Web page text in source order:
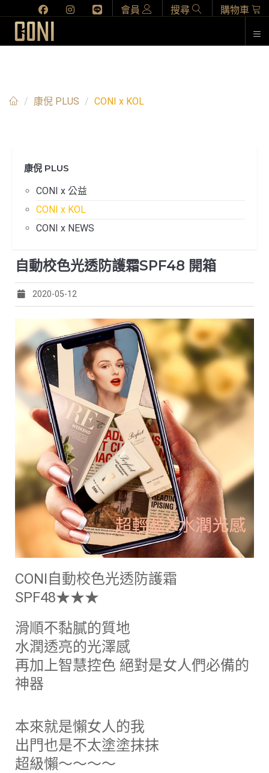
會員 搜尋 購物車
康倪 PLUS CONI x KOL
康倪 PLUS
CONI x 公益
CONI x KOL
CONI x NEWS
自動校色光透防護霜SPF48 開箱
2020-05-12
CONI自動校色光透防護霜
SPF48★★★
滑順不黏膩的質地
水潤透亮的光澤感
再加上智慧控色 絕對是女人們必備的
神器
本來就是懶女人的我
出門也是不太塗塗抹抹
超級懶～～～～